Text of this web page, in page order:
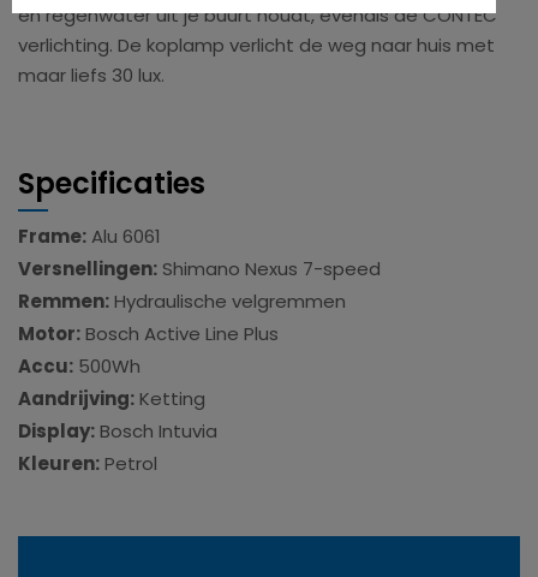
en regenwater uit je buurt houdt, evenals de CONTEC
verlichting. De koplamp verlicht de weg naar huis met
maar liefs 30 lux.
Specificaties
Frame:Alu 6061
Versnellingen: Shimano Nexus 7-speed
Remmen: Hydraulische velgremmen
Motor: Bosch Active Line Plus
Accu: 500Wh
Aandrijving: Ketting
Display: Bosch Intuvia
Kleuren: Petrol